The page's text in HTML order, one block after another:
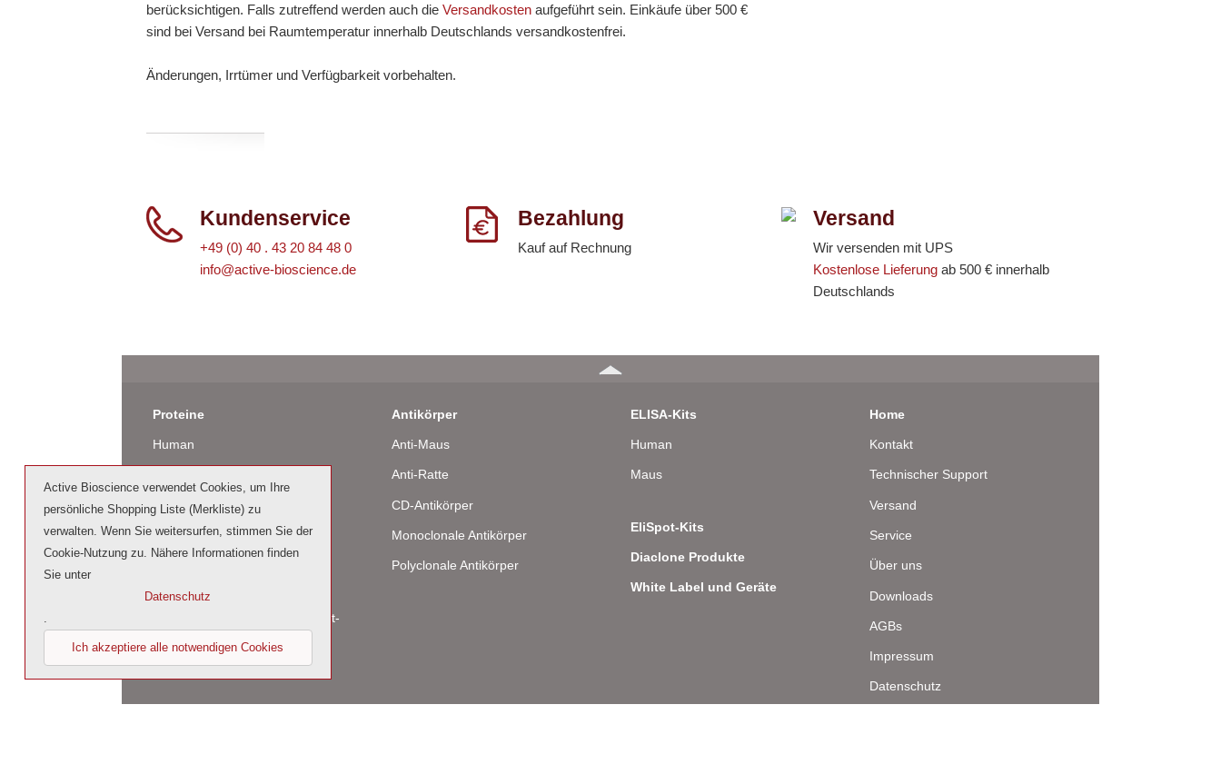
berücksichtigen. Falls zutreffend werden auch dieVersandkosten aufgeführt sein. Einkäufe über 500 €
sind bei Versand bei Raumtemperatur innerhalb Deutschlands versandkostenfrei.
Änderungen, Irrtümer und Verfügbarkeit vorbehalten.
Kundenservice
+49 (0) 40 . 43 20 84 48 0
info@active-bioscience.de
Bezahlung
Kauf auf Rechnung
Versand
Wir versenden mit UPS
Kostenlose Lieferung ab 500 € innerhalb
Deutschlands
Proteine
Human
Ratte
Rind / Schaf
Cell culture tested premium (cct-
premium)
Antikörper
Anti-Maus
Anti-Ratte
CD-Antikörper
Monoclonale Antikörper
Polyclonale Antikörper
ELISA-Kits
Human
Maus
EliSpot-Kits
Diaclone Produkte
White Label und Geräte
Home
Kontakt
Technischer Support
Versand
Service
Über uns
Downloads
AGBs
Impressum
Datenschutz
Active Bioscience verwendet Cookies, um Ihre
persönliche Shopping Liste (Merkliste) zu
verwalten. Wenn Sie weitersurfen, stimmen Sie der
Cookie-Nutzung zu. Nähere Informationen finden
Sie unter
Datenschutz
Ich akzeptiere alle notwendigen Cookies